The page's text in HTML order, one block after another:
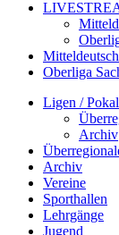
Oberliga
Ligen /
Archiv
Archiv
Vereine
Sporthallen
Lehrgänge
Jugend